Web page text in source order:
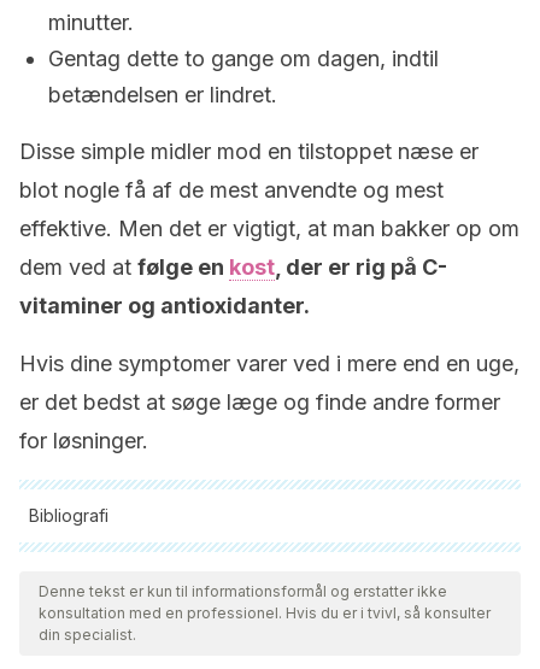
minutter.
Gentag dette to gange om dagen, indtil
betændelsen er lindret.
Disse simple midler mod en tilstoppet næse er
blot nogle få af de mest anvendte og mest
effektive. Men det er vigtigt, at man bakker op om
dem ved at følge en kost , der er rig på C-
vitaminer og antioxidanter.
Hvis dine symptomer varer ved i mere end en uge,
er det bedst at søge læge og finde andre former
for løsninger.
Bibliografi
Alle citerede kilder blev grundigt gennemgået af vores team
for at sikre deres kvalitet, pålidelighed, aktualitet og validitet.
Bibliografien i denne artikel blev betragtet som pålidelig og af
Denne tekst er kun til informationsformål og erstatter ikke
konsultation med en professionel. Hvis du er i tvivl, så konsulter
din specialist.